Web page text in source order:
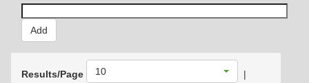
Results/Page 10 |